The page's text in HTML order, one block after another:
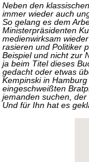
Neben den
immer wieder auch
So gelang es dem
Ministerpräsidenten
medienwirksam
rasieren und Politiker
Beispiel und nicht zur
ja beim Titel dieses
gedacht oder etwas
Kempinski in
eingeschweißten
jemanden suchen,
Und für Ihn hat es